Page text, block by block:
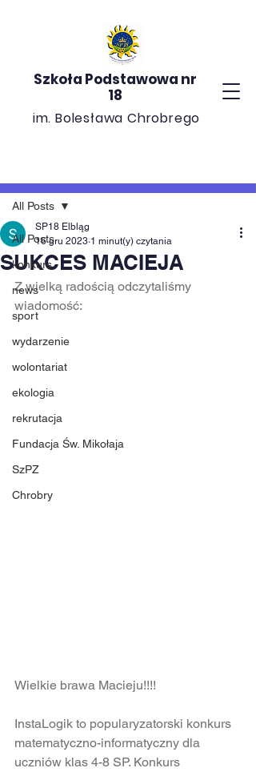
Szkoła Podstawowa nr
18
im. Bolesława Chrobrego
All Posts
konkurs
news
sport
wydarzenie
wolontariat
ekologia
rekrutacja
Fundacja Św. Mikołaja
SzPZ
Chrobry
All Posts
SUKCES MACIEJA
SP18 Elbląg
16 gru 2023 1 minut(y) czytania
Z wielką radością odczytaliśmy
wiadomość:
Wielkie brawa Macieju!!!!
InstaLogik to popularyzatorski konkurs
matematyczno-informatyczny dla
uczniów klas 4-8 SP. Konkurs